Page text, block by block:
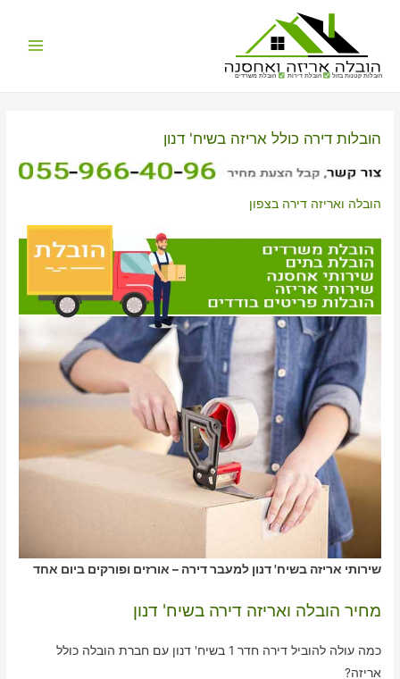
הובלות קטנות בזול הובלת דירות הובלת משרדים
הובלות דירה כולל אריזה בשיח' דנון
הובלה ואריזה דירה בצפון
שירותי אריזה בשיח' דנון למעבר דירה – אורזים ופורקים ביום אחד
מחיר הובלה ואריזה דירה בשיח' דנון
כמה עולה להוביל דירה חדר 1 בשיח' דנון עם חברת הובלה כולל
אריזה?